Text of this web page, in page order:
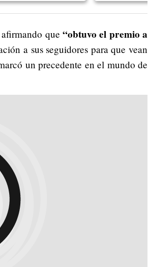
que “obtuvo el premio a
a sus seguidores para que vean
un precedente en el mundo de